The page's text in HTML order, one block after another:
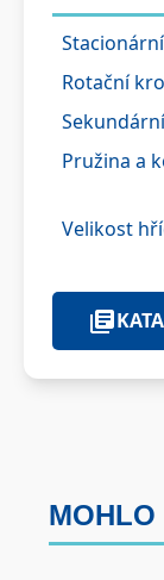
Rotační
Pružina a
Velikost